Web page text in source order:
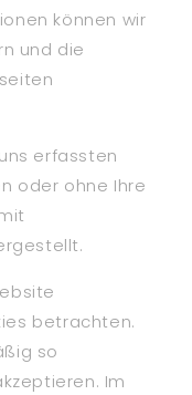
können wir
und die
erfassten
oder ohne Ihre
betrachten.
so
Im